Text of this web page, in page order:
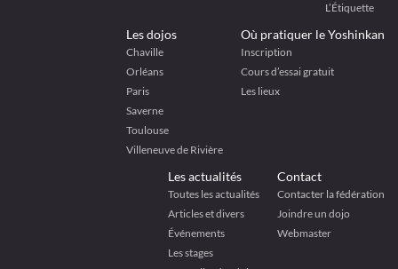
L’Étiquette
Les dojos
Chaville
Orléans
Paris
Saverne
Toulouse
Villeneuve de Rivière
Où pratiquer le Yoshinkan
Inscription
Cours d’essai gratuit
Les lieux
Les actualités
Toutes les actualités
Articles et divers
Événements
Les stages
Contact
Contacter la fédération
Joindre un dojo
Webmaster